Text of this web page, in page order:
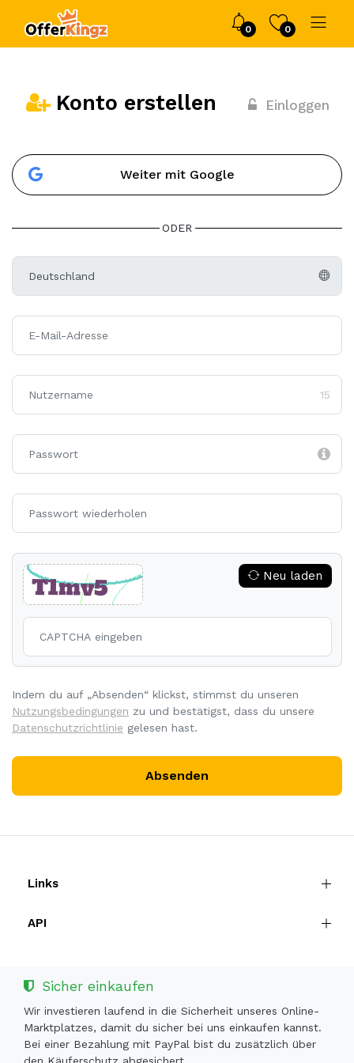
0 0
Konto erstellen Einloggen
Weiter mit Google
ODER
15
Neu laden
Indem du auf „Absenden“ klickst, stimmst du unseren
Nutzungsbedingungen zu und bestätigst, dass du unsere
Datenschutzrichtlinie gelesen hast.
Absenden
Links
API
Sicher einkaufen
Wir investieren laufend in die Sicherheit unseres Online-
Marktplatzes, damit du sicher bei uns einkaufen kannst.
Bei einer Bezahlung mit PayPal bist du zusätzlich über